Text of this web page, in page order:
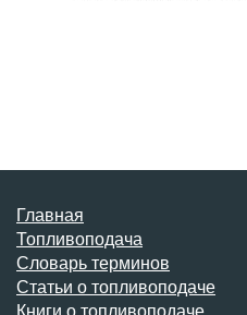
Главная
Топливоподача
Словарь терминов
Статьи о топливоподаче